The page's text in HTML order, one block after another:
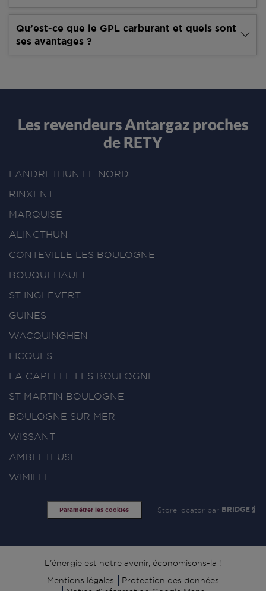
Qu’est-ce que le GPL carburant et quels sont
ses avantages ?
Les revendeurs Antargaz proches
de RETY
LANDRETHUN LE NORD
RINXENT
MARQUISE
ALINCTHUN
CONTEVILLE LES BOULOGNE
BOUQUEHAULT
ST INGLEVERT
GUINES
WACQUINGHEN
LICQUES
LA CAPELLE LES BOULOGNE
ST MARTIN BOULOGNE
BOULOGNE SUR MER
WISSANT
AMBLETEUSE
WIMILLE
Paramétrer les cookies Store locator par BRIDGE
Signature
L'énergie est notre avenir, économisons-la !
Mentions légales
Protection des données